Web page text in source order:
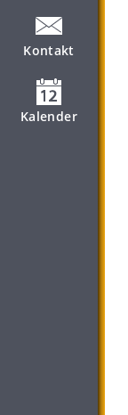
Kontakt
Kalender